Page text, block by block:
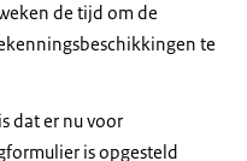
de tijd om de
te
dat er nu voor
is opgesteld